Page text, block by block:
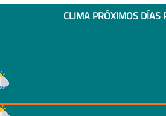
CLIMA PRÓXIMOS DÍAS